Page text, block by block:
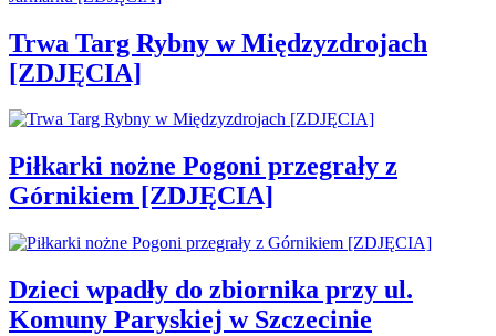
Trwa Targ Rybny w Międzyzdrojach
[ZDJĘCIA]
Piłkarki nożne Pogoni przegrały z
Górnikiem [ZDJĘCIA]
Dzieci wpadły do zbiornika przy ul.
Komuny Paryskiej w Szczecinie